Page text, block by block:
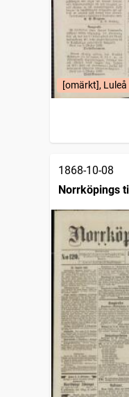
[omärkt], Luleå
1868-10-08
Norrköpings